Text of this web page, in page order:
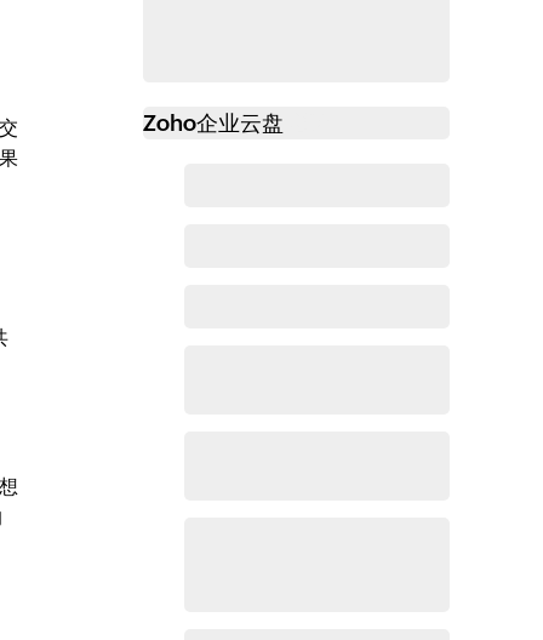
Zoho企业云盘